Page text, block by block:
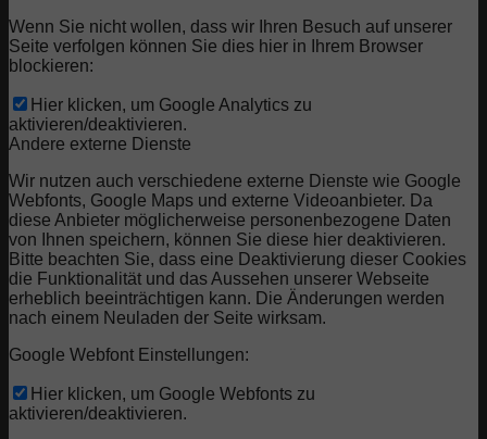
Wenn Sie nicht wollen, dass wir Ihren Besuch auf unserer
Seite verfolgen können Sie dies hier in Ihrem Browser
blockieren:
Hier klicken, um Google Analytics zu
aktivieren/deaktivieren.
Andere externe Dienste
Wir nutzen auch verschiedene externe Dienste wie Google
Webfonts, Google Maps und externe Videoanbieter. Da
diese Anbieter möglicherweise personenbezogene Daten
von Ihnen speichern, können Sie diese hier deaktivieren.
Bitte beachten Sie, dass eine Deaktivierung dieser Cookies
die Funktionalität und das Aussehen unserer Webseite
erheblich beeinträchtigen kann. Die Änderungen werden
nach einem Neuladen der Seite wirksam.
Google Webfont Einstellungen:
Hier klicken, um Google Webfonts zu
aktivieren/deaktivieren.